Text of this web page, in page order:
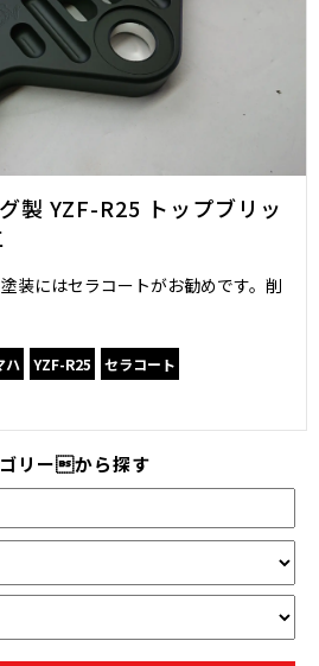
製 YZF-R25 トップブリッ
装にはセラコートがお勧めです。削
ハ YZF-R25
セラコート
リーから探す